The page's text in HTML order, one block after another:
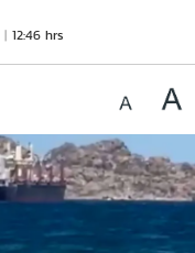
12:46 hrs